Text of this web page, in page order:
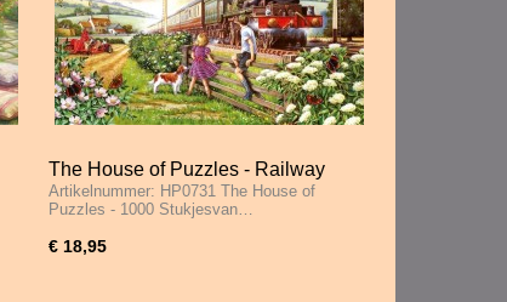
The House of Puzzles - Railway
Children - 1000 Stukjes
Artikelnummer: HP0731 The House of
Puzzles - 1000 Stukjesvan…
€ 18,95